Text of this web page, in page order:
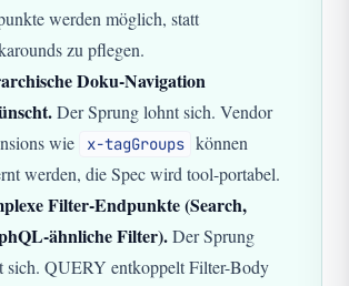
werden möglich, statt
zu pflegen.
Doku-Navigation
Der Sprung lohnt sich. Vendor
wie
x-tagGroups können
werden, die Spec wird tool-portabel.
Filter-Endpunkte (Search,
ähnliche Filter).Der Sprung
sich. QUERY entkoppelt Filter-Body